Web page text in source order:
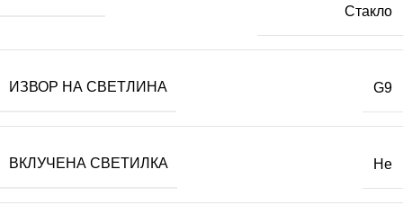
Стакло
ИЗВОР НА СВЕТЛИНА G9
ВКЛУЧЕНА СВЕТИЛКА Не